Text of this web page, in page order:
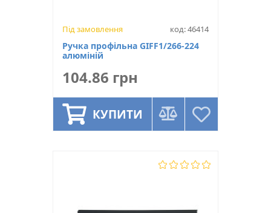
Під замовлення код: 46414
Ручка профільна GIFF1/266-224
алюміній
104.86 грн
КУПИТИ